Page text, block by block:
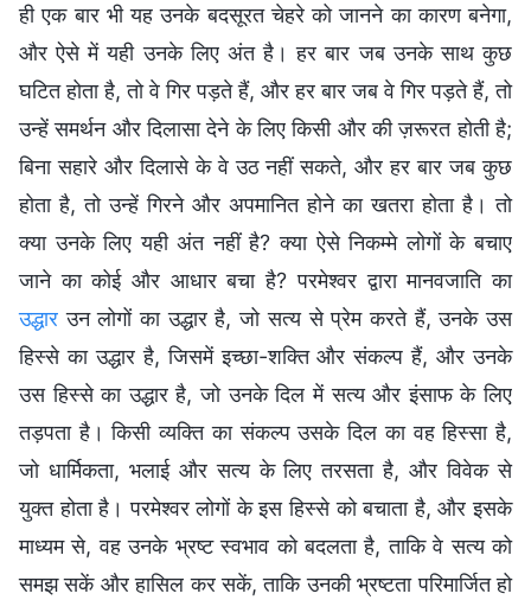
ही एक बार भी यह उनके बदसूरत चेहरे को जानने का कारण बनेगा,
और ऐसे में यही उनके लिए अंत है। हर बार जब उनके साथ कुछ
घटित होता है, तो वे गिर पड़ते हैं, और हर बार जब वे गिर पड़ते हैं, तो
उन्हें समर्थन और दिलासा देने के लिए किसी और की ज़रूरत होती है;
बिना सहारे और दिलासे के वे उठ नहीं सकते, और हर बार जब कुछ
होता है, तो उन्हें गिरने और अपमानित होने का खतरा होता है। तो
क्या उनके लिए यही अंत नहीं है? क्या ऐसे निकम्मे लोगों के बचाए
जाने का कोई और आधार बचा है? परमेश्वर द्वारा मानवजाति का
उद्धार उन लोगों का उद्धार है, जो सत्य से प्रेम करते हैं, उनके उस
हिस्से का उद्धार है, जिसमें इच्छा-शक्ति और संकल्प हैं, और उनके
उस हिस्से का उद्धार है, जो उनके दिल में सत्य और इंसाफ के लिए
तड़पता है। किसी व्यक्ति का संकल्प उसके दिल का वह हिस्सा है,
जो धार्मिकता, भलाई और सत्य के लिए तरसता है, और विवेक से
युक्त होता है। परमेश्वर लोगों के इस हिस्से को बचाता है, और इसके
माध्यम से, वह उनके भ्रष्ट स्वभाव को बदलता है, ताकि वे सत्य को
समझ सकें और हासिल कर सकें, ताकि उनकी भ्रष्टता परिमार्जित हो